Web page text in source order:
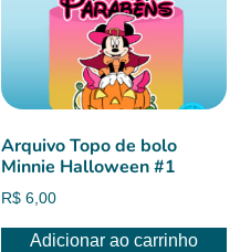
Arquivo Topo de bolo
Minnie Halloween #1
R$ 6,00
Adicionar ao carrinho